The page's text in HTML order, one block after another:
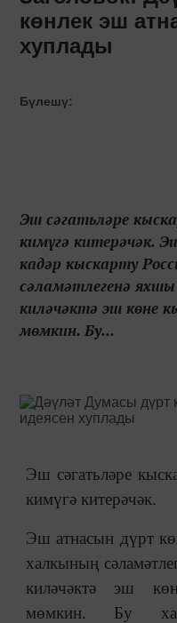
көнлек эш
хуплады
Бүлешү:
Эш сәгатьләре
кимүгә китерәчәк.
кадәр кыскарту
сәламәтлегенә
киләчәктә эш көне
мөмкин. Бу...
Эш сәгатьләре
кимүгә китерәчәк.
Эш атнасын дүрт
халкының
киләчәктә эш
мөмкин. Бу